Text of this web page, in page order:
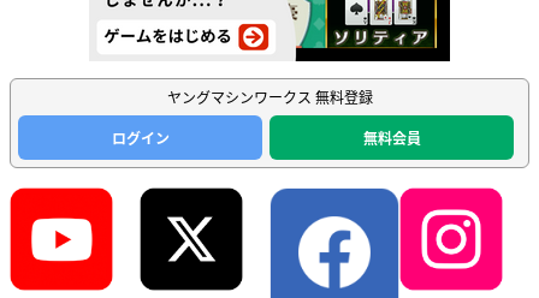
ヤングマシンワークス 無料登録
ログイン
無料会員